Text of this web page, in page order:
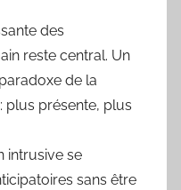
des
reste central. Un
de la
plus présente, plus
intrusive se
sans être